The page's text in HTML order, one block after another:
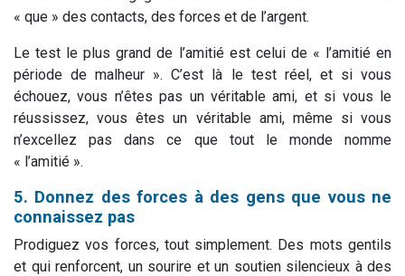
« que » des contacts, des forces et de l’argent.
Le test le plus grand de l’amitié est celui de « l’amitié en
période de malheur ». C’est là le test réel, et si vous
échouez, vous n’êtes pas un véritable ami, et si vous le
réussissez, vous êtes un véritable ami, même si vous
n’excellez pas dans ce que tout le monde nomme
« l’amitié ».
5. Donnez des forces à des gens que vous ne
connaissez pas
Prodiguez vos forces, tout simplement. Des mots gentils
et qui renforcent, un sourire et un soutien silencieux à des